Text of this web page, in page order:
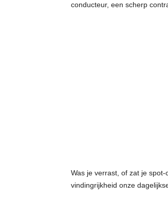
conducteur, een scherp
Was je verrast, of zat je
vindingrijkheid onze